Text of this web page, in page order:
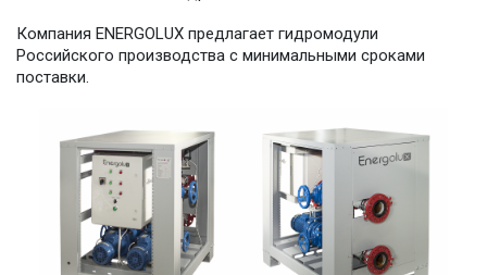
Компания ENERGOLUX предлагает гидромодули
Российского производства с минимальными сроками
поставки.